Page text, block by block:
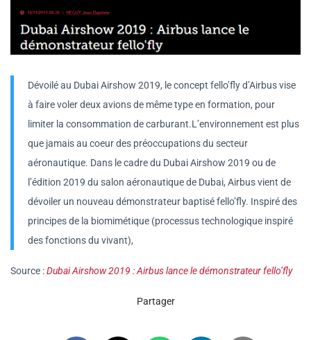
Dévoilé au Dubai Airshow 2019, le concept fello’fly d’Airbus vise
à faire voler deux avions de même type en formation, pour
limiter la consommation de carburant.L’environnement est plus
que jamais au coeur des préoccupations du secteur
aéronautique. Dans le cadre du Dubai Airshow 2019 ou de
l’édition 2019 du salon aéronautique de Dubai, Airbus vient de
dévoiler un nouveau démonstrateur baptisé fello’fly. Inspiré des
principes de la biomimétique (processus technologique inspiré
des fonctions du vivant),
Source :Dubai Airshow 2019 : Airbus lance le démonstrateur fello’fly
Partager